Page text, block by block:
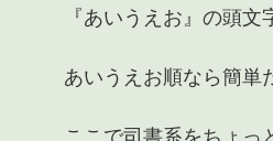
『あいうえお』の頭
あいうえお順なら簡単